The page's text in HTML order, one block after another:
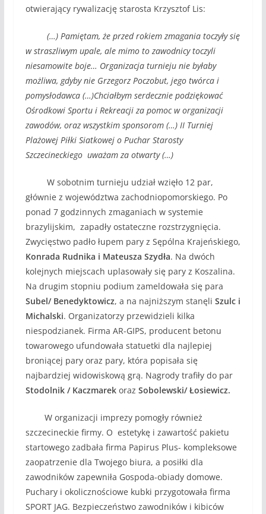
otwierający rywalizację starosta Krzysztof Lis:
(…) Pamiętam, że przed rokiem zmagania toczyły się
w straszliwym upale, ale mimo to zawodnicy toczyli
niesamowite boje… Organizacja turnieju nie byłaby
możliwa, gdyby nie Grzegorz Poczobut, jego twórca i
pomysłodawca (…)Chciałbym serdecznie podziękować
Ośrodkowi Sportu i Rekreacji za pomoc w organizacji
zawodów, oraz wszystkim sponsorom (…) II Turniej
Plażowej Piłki Siatkowej o Puchar Starosty
Szczecineckiego uważam za otwarty (…)
W sobotnim turnieju udział wzięło 12 par,
głównie z województwa zachodniopomorskiego. Po
ponad 7 godzinnych zmaganiach w systemie
brazylijskim, zapadły ostateczne rozstrzygnięcia.
Zwycięstwo padło łupem pary z Sępólna Krajeńskiego,
Konrada Rudnika i Mateusza Szydła. Na dwóch
kolejnych miejscach uplasowały się pary z Koszalina.
Na drugim stopniu podium zameldowała się para
Subel/ Benedyktowicz, a na najniższym stanęli Szulc i
Michalski. Organizatorzy przewidzieli kilka
niespodzianek. Firma AR-GIPS, producent betonu
towarowego ufundowała statuetki dla najlepiej
broniącej pary oraz pary, która popisała się
najbardziej widowiskową grą. Nagrody trafiły do par
Stodolnik / Kaczmarekoraz Sobolewski/ Łosiewicz.
W organizacji imprezy pomogły również
szczecineckie firmy. O estetykę i zawartość pakietu
startowego zadbała firma Papirus Plus- kompleksowe
zaopatrzenie dla Twojego biura, a posiłki dla
zawodników zapewniła Gospoda-obiady domowe.
Puchary i okolicznościowe kubki przygotowała firma
SPORT JAG. Bezpieczeństwo zawodników i kibiców